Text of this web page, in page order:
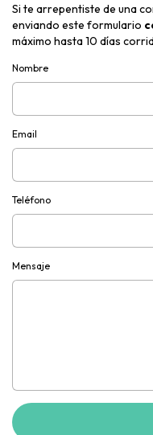
Si te arrepentiste de una
enviando este formulario
máximo hasta 10 días
Nombre
Email
Teléfono
Mensaje